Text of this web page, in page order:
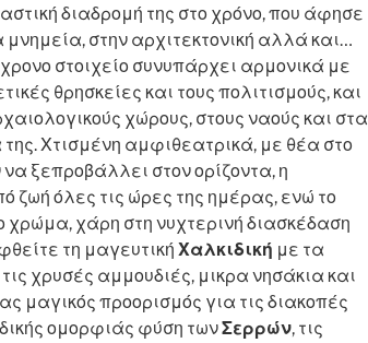
διαδρομή της στο χρόνο, που άφησε
στην αρχιτεκτονική αλλά και…
στοιχείο συνυπάρχει αρμονικά με
θρησκείες και τους πολιτισμούς, και
χώρους, στους ναούς και στα
Χτισμένη αμφιθεατρικά, με θέα στο
ξεπροβάλλει στον ορίζοντα, η
ζωή όλες τις ώρες της ημέρας, ενώ το
χάρη στη νυχτερινή διασκέδαση
τη μαγευτική Χαλκιδική με τα
χρυσές αμμουδιές, μικρα νησάκια και
μαγικός προορισμός για τις διακοπές
ομορφιάς φύση τωνΣερρών, τις